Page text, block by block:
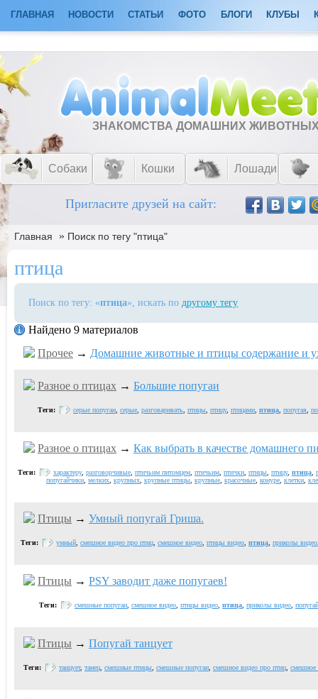
ГЛАВНАЯ НОВОСТИ СТАТЬИ ФОТО БЛОГИ КЛУБЫ
ЗНАКОМСТВА ДОМАШНИХ
Собаки Кошки Лошади
Пригласите друзей на сайт:
Главная » Поиск по тегу "птица"
птица
Поиск по тегу: «птица», искать по другому тегу
Найдено 9 материалов
Прочее → Домашние животные и птицы содержание и
Разное о птицах → Большие попугаи
Теги: серые попугаи серые разговаривать птицы птицу, птицами птица попугая
Разное о птицах → Как выбрать в качестве домашнего
Теги: характеру, разговорчивые птичьим питомцем птичьим птички птицы птицу, птица
попугайчики мелких крупных крупные птицы крупные красочные конуре клетки
Птицы → Умный попугай Гриша.
Теги: умный смешное видео про птиц смешное видео птицы видео птица приколы видео
Птицы → PSY заводит даже попугаев!
Теги: смешные попугаи смешное видео птицы видео птица приколы видео
Птицы → Попугай танцует
Теги: танцует, танец смешные птицы смешные попугаи смешное видео про птиц смешное